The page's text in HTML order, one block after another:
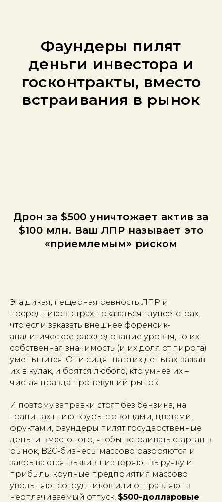
Фаундеры пилят
деньги инвестора и
госконтракты, вместо
встраивания в рынок
Дрон за $500 уничтожает актив за
$100 млн. Ваш ЛПР называет это
«приемлемым» риском
Эта дикая, пещерная ревность ЛПР и
посредников: страх показаться глупее, страх,
что если заказать внешнее форенсик-
аналитическое расследование уровня, то их
собственная значимость (и их доля от пирога)
уменьшится. Они сидят на этих деньгах, зажав
их в кулак, и боятся любого, кто умнее их –
чистая правда про текущий рынок.
И поэтому заправки стоят без бензина, на
границах гниют фуры с овощами, цветами,
фруктами, фаундеры пилят государственные
деньги вместо того, чтобы встраивать стартап в
рынок, B2C-бизнесы массово разоряются и
закрываются, выжившие теряют выручку и
прибыль, крупные предприятия массово
увольняют сотрудников или отправляют в
неоплачиваемый отпуск, $500-долларовые